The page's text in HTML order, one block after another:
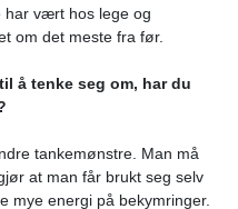
har vært hos lege og
om det meste fra før.
å tenke seg om, har du
tankemønstre. Man må
at man får brukt seg selv
mye energi på bekymringer.